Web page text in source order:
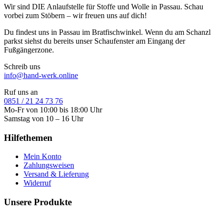
Wir sind DIE Anlaufstelle für Stoffe und Wolle in Passau. Schau
vorbei zum Stöbern – wir freuen uns auf dich!
Du findest uns in Passau im Bratfischwinkel. Wenn du am Schanzl
parkst siehst du bereits unser Schaufenster am Eingang der
Fußgängerzone.
Schreib uns
info@hand-werk.online
Ruf uns an
0851 / 21 24 73 76
Mo-Fr von 10:00 bis 18:00 Uhr
Samstag von 10 – 16 Uhr
Hilfethemen
Mein Konto
Zahlungsweisen
Versand & Lieferung
Widerruf
Unsere Produkte